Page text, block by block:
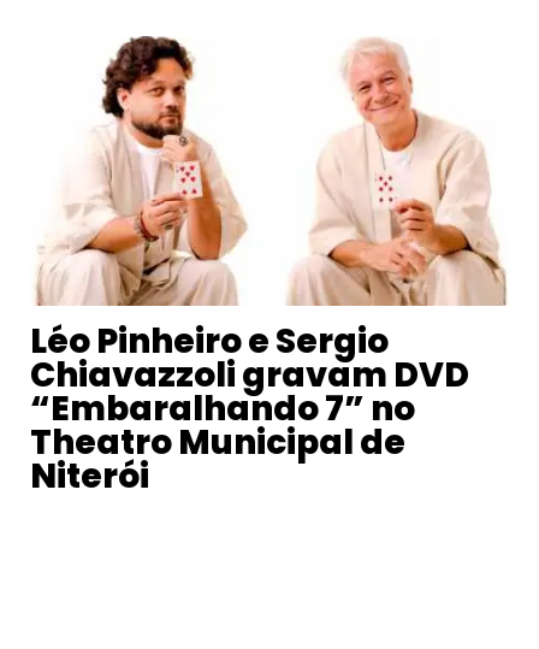
Léo Pinheiro e Sergio
Chiavazzoli gravam DVD
“Embaralhando 7” no
Theatro Municipal de
Niterói